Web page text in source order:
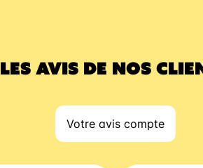
LES AVIS DE NOS
Votre avis compte